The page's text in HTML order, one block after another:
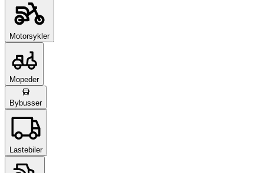
Motorsykler
Mopeder
Bybusser
Lastebiler